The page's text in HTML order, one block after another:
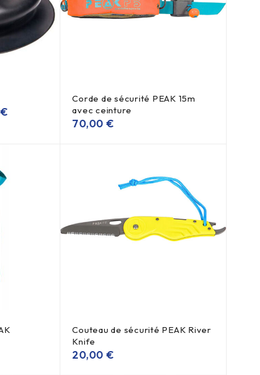
€
Corde de sécurité PEAK 15m
avec ceinture
70,00 €
Couteau de sécurité PEAK River
Knife
20,00 €